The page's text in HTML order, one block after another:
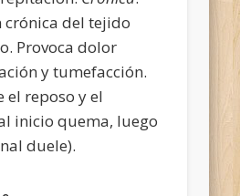
crónica del tejido
Provoca dolor
y tumefacción.
el reposo y el
inicio quema, luego
duele).